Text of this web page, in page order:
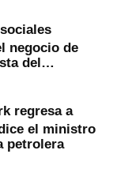
negocio de
del
regresa a
el ministro
petrolera